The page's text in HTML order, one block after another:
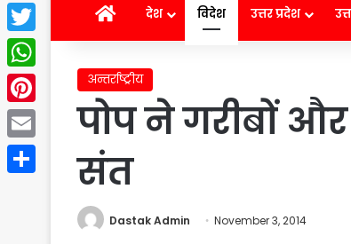
Homeदेश विदेश उत्तर प्रदेश
अन्तर्राष्ट्रीय
पोप ने गरीबों
संत
Dastak Admin November 3, 2014
Facebook
Twitter
WhatsApp
Pinterest
Email